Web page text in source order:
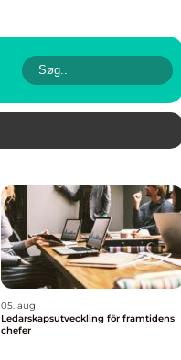
05. aug
Ledarskapsutveckling för framtidens
chefer